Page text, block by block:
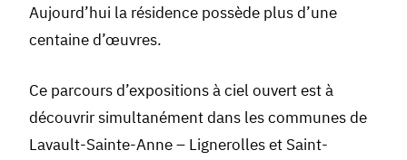
Aujourd’hui la résidence possède plus d’une
centaine d’œuvres.
Ce parcours d’expositions à ciel ouvert est à
découvrir simultanément dans les communes de
Lavault-Sainte-Anne – Lignerolles et Saint-